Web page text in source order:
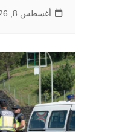
أغسطس 8, 2026